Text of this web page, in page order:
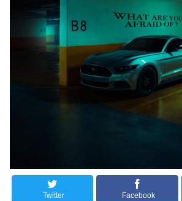
Twitter Facebook